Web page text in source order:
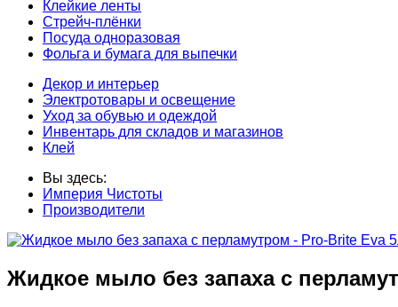
Клейкие ленты
Стрейч-плёнки
Посуда одноразовая
Фольга и бумага для выпечки
Декор и интерьер
Электротовары и освещение
Уход за обувью и одеждой
Инвентарь для складов и магазинов
Клей
Вы здесь:
Империя Чистоты
Производители
Жидкое мыло без запаха с